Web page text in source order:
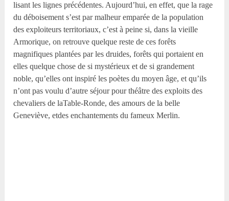
lisant les lignes précédentes. Aujourd’hui, en effet, que la rage
du déboisement s’est par malheur emparée de la population
des exploiteurs territoriaux, c’est à peine si, dans la vieille
Armorique, on retrouve quelque reste de ces forêts
magnifiques plantées par les druides, forêts qui portaient en
elles quelque chose de si mystérieux et de si grandement
noble, qu’elles ont inspiré les poètes du moyen âge, et qu’ils
n’ont pas voulu d’autre séjour pour théâtre des exploits des
chevaliers de laTable-Ronde, des amours de la belle
Geneviève, etdes enchantements du fameux Merlin.